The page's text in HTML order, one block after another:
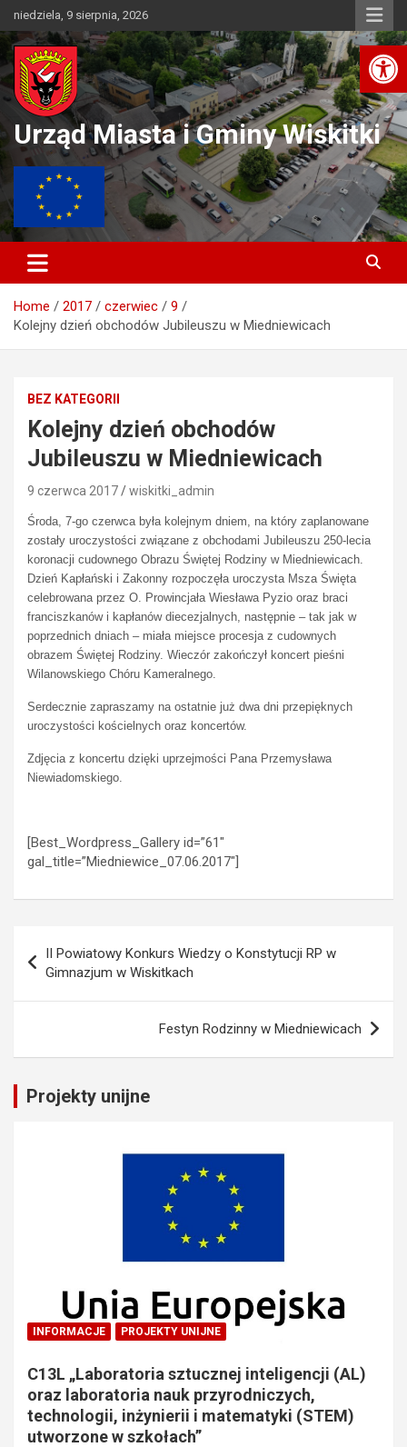
Skip
to
content
niedziela, 9 sierpnia, 2026
Urząd Miasta i Gminy Wiskitki
Home 2017 czerwiec
9
Kolejny dzień obchodów Jubileuszu w Miedniewicach
BEZ KATEGORII
Kolejny dzień obchodów
Jubileuszu w Miedniewicach
9 czerwca 2017 wiskitki_admin
Środa, 7-go czerwca była kolejnym dniem, na który zaplanowane
zostały uroczystości związane z obchodami Jubileuszu 250-lecia
koronacji cudownego Obrazu Świętej Rodziny w Miedniewicach.
Dzień Kapłański i Zakonny rozpoczęła uroczysta Msza Święta
celebrowana przez O. Prowincjała Wiesława Pyzio oraz braci
franciszkanów i kapłanów diecezjalnych, następnie – tak jak w
poprzednich dniach – miała miejsce procesja z cudownych
obrazem Świętej Rodziny. Wieczór zakończył koncert pieśni
Wilanowskiego Chóru Kameralnego.
Serdecznie zapraszamy na ostatnie już dwa dni przepięknych
uroczystości kościelnych oraz koncertów.
Zdjęcia z koncertu dzięki uprzejmości Pana Przemysława
Niewiadomskiego.
[Best_Wordpress_Gallery id=”61″
gal_title=”Miedniewice_07.06.2017″]
wpisu
II Powiatowy Konkurs Wiedzy o Konstytucji RP w
Gimnazjum w Wiskitkach
Festyn Rodzinny w Miedniewicach
Projekty unijne
INFORMACJE PROJEKTY UNIJNE
C13L „Laboratoria sztucznej inteligencji (AL)
oraz laboratoria nauk przyrodniczych,
technologii, inżynierii i matematyki (STEM)
utworzone w szkołach”